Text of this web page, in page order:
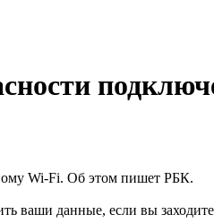
Wi-Fi. Об этом пишет РБК.
ваши данные, если вы